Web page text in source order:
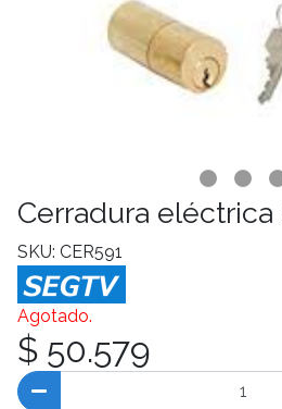
Cerradura
SKU: CER591
Agotado.
$ 50.579